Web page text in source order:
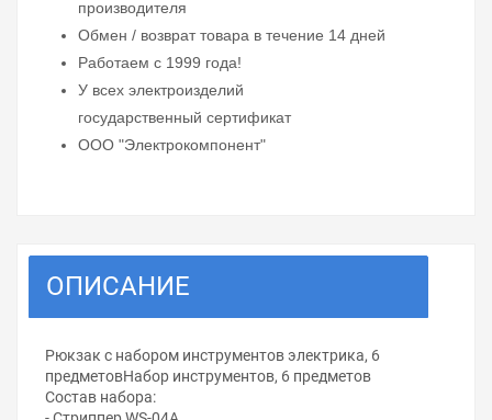
производителя
Обмен / возврат товара в течение 14 дней
Работаем с 1999 года!
У всех электроизделий
государственный сертификат
ООО "Электрокомпонент"
ОПИСАНИЕ
Рюкзак c набором инструментов электрика, 6
предметовНабор инструментов, 6 предметов
Состав набора: